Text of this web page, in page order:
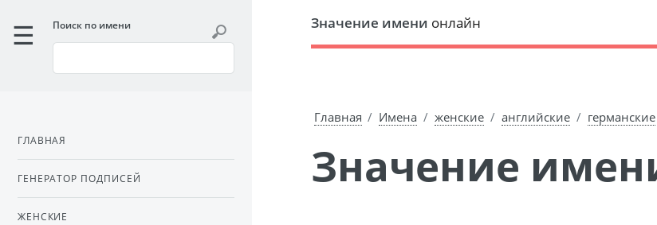
Значение имени онлайн
Главная Имена женские английские германские
Значение
Поиск по имени
ГЛАВНАЯ
ГЕНЕРАТОР ПОДПИСЕЙ
ЖЕНСКИЕ